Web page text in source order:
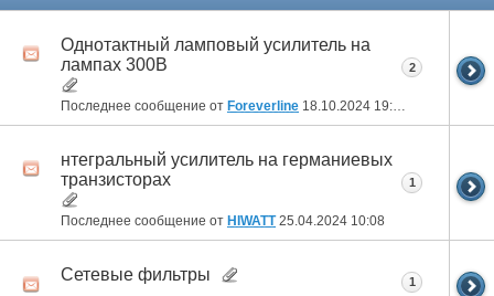
Однотактный ламповый усилитель на
лампах 300В
Последнее сообщение от Foreverline 18.10.2024 19:02
2
нтегральный усилитель на германиевых
транзисторах
Последнее сообщение от HIWATT25.04.2024 10:08
1
Сетевые фильтры 1